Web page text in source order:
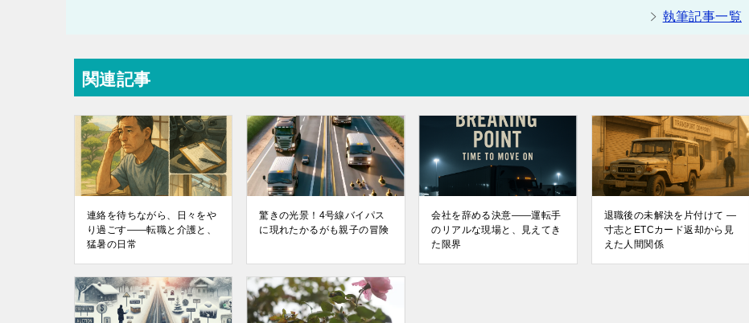
執筆記事一覧
関連記事
連絡を待ちながら、日々をや
り過ごす——転職と介護と、
猛暑の日常
驚きの光景！4号線バイパス
に現れたかるがも親子の冒険
会社を辞める決意――運転手
のリアルな現場と、見えてき
た限界
退職後の未解決を片付けて ―
寸志とETCカード返却から見
えた人間関係